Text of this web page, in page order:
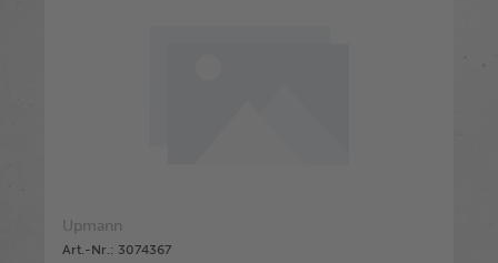
Upmann
Art.-Nr.: 3074367